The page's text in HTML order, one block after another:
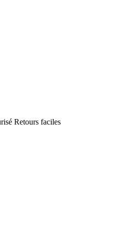
Retours faciles